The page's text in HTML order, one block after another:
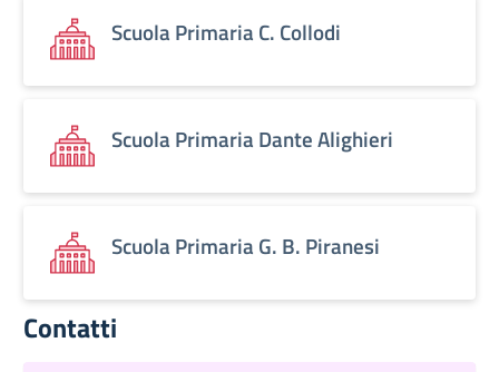
Scuola Primaria C. Collodi
Scuola Primaria Dante Alighieri
Scuola Primaria G. B. Piranesi
Contatti